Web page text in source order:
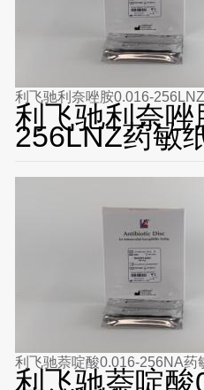
利飞驰利奈唑胺0.016-
利飞驰利奈唑
256LNZ药敏
利飞驰萘啶酸0.016-256NA药
利飞驰萘啶